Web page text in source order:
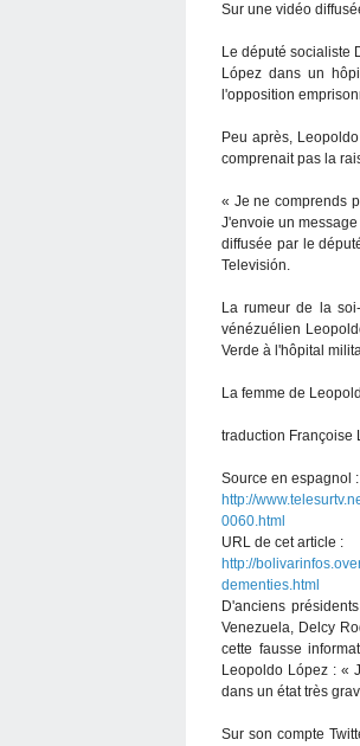
Sur une vidéo
Le député socialiste
López dans un
l'opposition
Peu après,
comprenait pas la
« Je ne comprends
J'envoie un
diffusée par le
Televisión.
La rumeur de la
vénézuélien
Verde à l'hôpital
La femme de
traduction Françoise
Source en espagnol :
http://
0060.html
URL de cet article :
http://
dementies.html
D'anciens
Venezuela, Delcy
cette fausse
Leopoldo López : «
dans un état très
Sur son compte